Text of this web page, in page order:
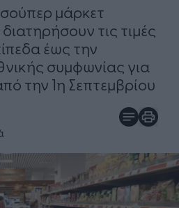
σούπερ μάρκετ
τις τιμές
έως την
συμφωνίας για
την 1η Σεπτεμβρίου